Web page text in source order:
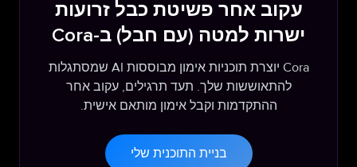
עקוב אחר פשיטת כבל זרועות
ישרות למטה (עם חבל) ב-Cora
Cora יוצרת תוכניות אימון מבוססות AI שמסתגלות
להתאוששות שלך. תעד תרגילים, עקוב אחר
ההתקדמות וקבל אימון מותאם אישית.
בניית התוכנית שלי